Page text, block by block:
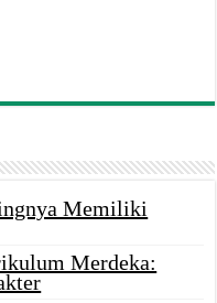
Memiliki
Merdeka: